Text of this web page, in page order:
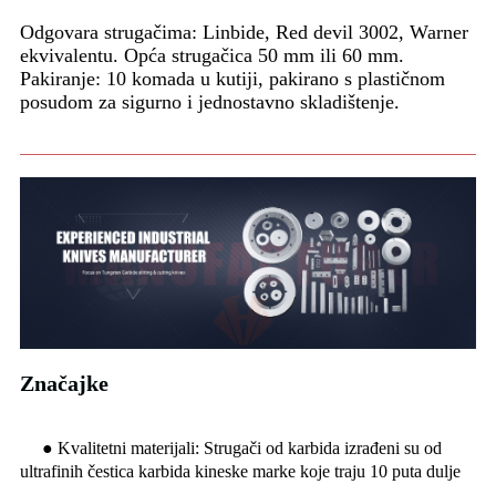
Odgovara strugačima: Linbide, Red devil 3002, Warner
ekvivalentu. Opća strugačica 50 mm ili 60 mm.
Pakiranje: 10 komada u kutiji, pakirano s plastičnom
posudom za sigurno i jednostavno skladištenje.
Značajke
● Kvalitetni materijali: Strugači od karbida izrađeni su od
ultrafinih čestica karbida kineske marke koje traju 10 puta dulje